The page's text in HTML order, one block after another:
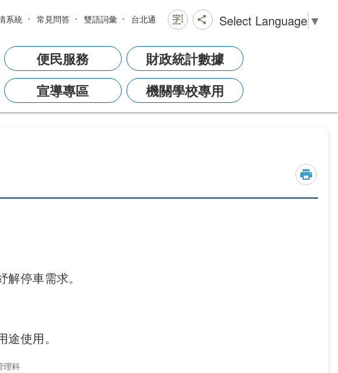
系統 常見問答 雙語詞彙 台北通 Select Language ▼
便民服務
財政統計數據
宣導專區 機關學校專用
停車需求。
使用。
理科